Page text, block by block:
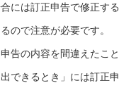
には訂正申告で修正す
ので注意が必要です。
告の内容を間違えたこ
できるとき」には訂正